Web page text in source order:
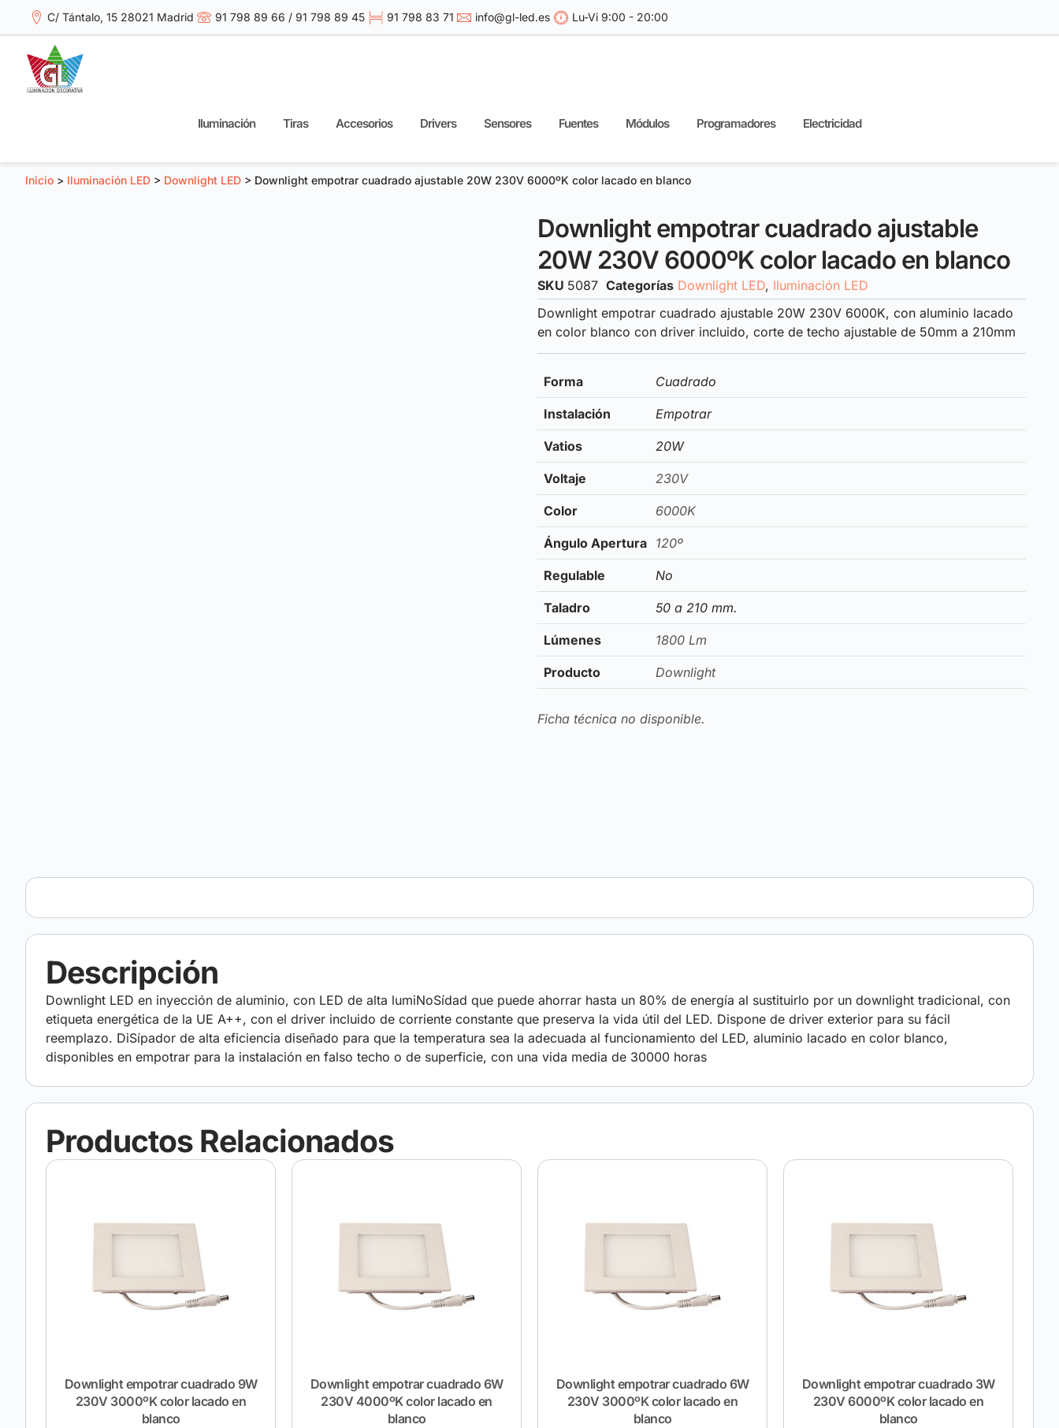
C/ Tántalo, 15 28021 Madrid 91 798 89 66 / 91 798 89 45 91 798 83 71 info@gl-led.es Lu-Vi 9:00 - 20:00
Iluminación Tiras Accesorios Drivers Sensores Fuentes Módulos Programadores Electricidad
Inicio > Iluminación LED > Downlight LED > Downlight empotrar cuadrado ajustable 20W 230V 6000ºK color lacado en blanco
Downlight empotrar cuadrado ajustable
20W 230V 6000ºK color lacado en blanco
SKU 5087 Categorías Downlight LED, Iluminación LED
Downlight empotrar cuadrado ajustable 20W 230V 6000K, con aluminio lacado
en color blanco con driver incluido, corte de techo ajustable de 50mm a 210mm
Forma Cuadrado
Instalación Empotrar
Vatios 20W
Voltaje 230V
Color 6000K
Ángulo Apertura 120º
Regulable No
Taladro 50 a 210 mm.
Lúmenes 1800 Lm
Producto Downlight
Ficha técnica no disponible.
Descripción
Downlight LED en inyección de aluminio, con LED de alta lumiNoSídad que puede ahorrar hasta un 80% de energía al sustituirlo por un downlight tradicional, con
etiqueta energética de la UE A++, con el driver incluido de corriente constante que preserva la vida útil del LED. Dispone de driver exterior para su fácil
reemplazo. DiSípador de alta eficiencia diseñado para que la temperatura sea la adecuada al funcionamiento del LED, aluminio lacado en color blanco,
disponibles en empotrar para la instalación en falso techo o de superficie, con una vida media de 30000 horas
Productos Relacionados
Downlight empotrar cuadrado 9W
230V 3000ºK color lacado en
blanco
Downlight empotrar cuadrado 6W
230V 4000ºK color lacado en
blanco
Downlight empotrar cuadrado 6W
230V 3000ºK color lacado en
blanco
Downlight empotrar cuadrado 3W
230V 6000ºK color lacado en
blanco